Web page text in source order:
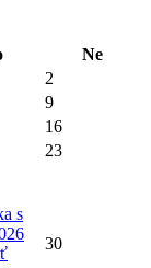
Ne
2
9
16
23
s
30